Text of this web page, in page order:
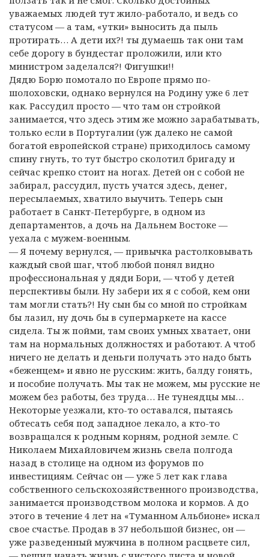
уважаемых людей тут жило-работало, и ведь со
статусом — а там, «утки» выносить да пыль
протирать… А дети их?! ты думаешь так они там
себе дорогу в бундестаг проложили, или кто
министром заделался?! Фигушки!!
Дядю Борю помотало по Европе прямо по-
шолоховски, однако вернулся на Родину уже 6 лет
как. Рассудил просто — что там он стройкой
занимается, что здесь этим же можно зарабатывать,
только если в Португалии (уж далеко не самой
богатой европейской стране) приходилось самому
спину гнуть, то тут быстро сколотил бригаду и
сейчас крепко стоит на ногах. Детей он с собой не
забирал, рассудил, пусть учатся здесь, денег,
пересылаемых, хватило выучить. Теперь сын
работает в Санкт-Петербурге, в одном из
департаментов, а дочь на Дальнем Востоке —
уехала с мужем-военным.
— Я почему вернулся, — привычка растолковывать
каждый свой шаг, чтоб любой понял видно
профессиональная у дяди Бори, — чтоб у детей
перспективы были. Ну забери их я с собой, кем они
там могли стать?! Ну сын бы со мной по стройкам
бы лазил, ну дочь бы в супермаркете на кассе
сидела. Ты ж пойми, там своих умных хватает, они
там на нормальных должностях и работают. А чтоб
ничего не делать и деньги получать это надо быть
«беженцем» и явно не русским: жить, балду гонять,
и пособие получать. Мы так не можем, мы русские не
можем без работы, без труда… Не тунеядцы мы…
Некоторые уезжали, кто-то оставался, пытаясь
обтесать себя под западное лекало, а кто-то
возвращался к родным корням, родной земле. С
Николаем Михайловичем жизнь свела полгода
назад в столице на одном из форумов по
инвестициям. Сейчас он — уже 5 лет как глава
собственного сельскохозяйственного производства,
занимается производством молока и кормов. А до
этого в течение 4 лет на «Туманном Альбионе» искал
свое счастье. Продав в 37 небольшой бизнес, он —
уже разведенный мужчина в полном расцвете сил,